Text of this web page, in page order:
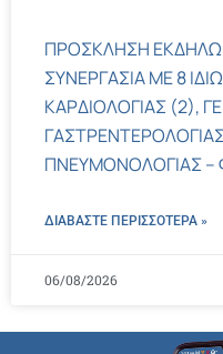
ΠΡΟΣΚΛΗΣΗ
ΣΥΝΕΡΓΑΣΙΑ ΜΕ 8
ΚΑΡΔΙΟΛΟΓΙΑΣ (2),
ΠΝΕΥΜΟΝΟΛΟΓΙΑΣ –
ΔΙΑΒΑΣΤΕ ΠΕΡΙΣΣΌΤΕΡΑ »
06/08/2026